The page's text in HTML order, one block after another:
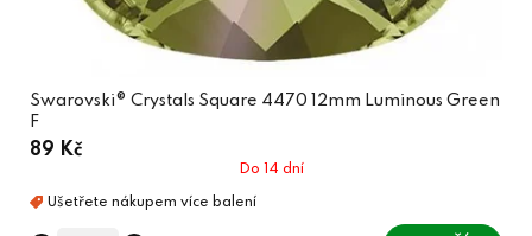
Swarovski® Crystals Square 4470 12mm Luminous Green
F
89 Kč
Do 14 dní